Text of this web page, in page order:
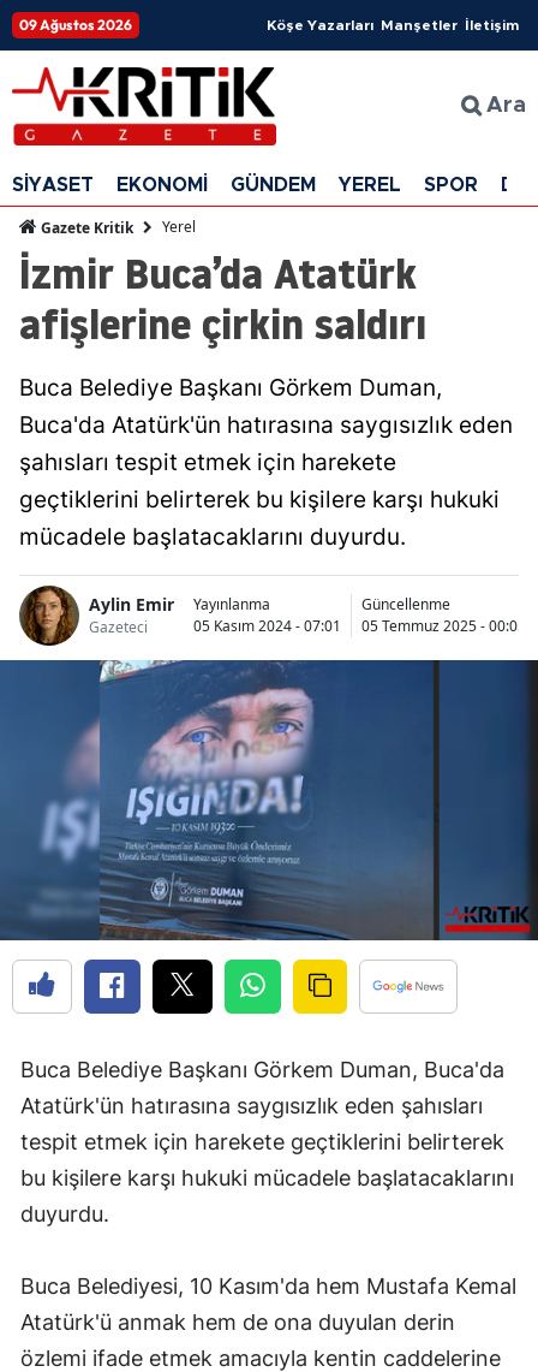
09 Ağustos 2026 Köşe Yazarları Manşetler İletişim
Ara
SİYASET EKONOMİ GÜNDEM YEREL SPOR
Gazete Kritik Yerel
İzmir Buca’da Atatürk
afişlerine çirkin saldırı
Buca Belediye Başkanı Görkem Duman,
Buca'da Atatürk'ün hatırasına saygısızlık eden
şahısları tespit etmek için harekete
geçtiklerini belirterek bu kişilere karşı hukuki
mücadele başlatacaklarını duyurdu.
Aylin Emir
Gazeteci
Yayınlanma
05 Kasım 2024 - 07:01
Güncellenme
05 Temmuz 2025 - 00:05
Buca Belediye Başkanı Görkem Duman, Buca'da
Atatürk'ün hatırasına saygısızlık eden şahısları
tespit etmek için harekete geçtiklerini belirterek
bu kişilere karşı hukuki mücadele başlatacaklarını
duyurdu.
Buca Belediyesi, 10 Kasım'da hem Mustafa Kemal
Atatürk'ü anmak hem de ona duyulan derin
özlemi ifade etmek amacıyla kentin caddelerine